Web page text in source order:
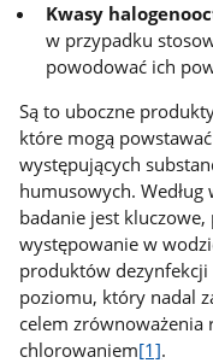
Kwasy
w przypadku
powodować ich
Są to uboczne
które mogą
występujących
humusowych.
badanie jest
występowanie w
produktów
poziomu, który nadal
celem zrównoważenia
chlorowaniem[1].